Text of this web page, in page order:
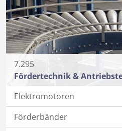
7.295
Fördertechnik &
Elektromotoren
Förderbänder